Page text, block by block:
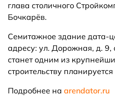
глава столичного
Бочкарёв.
Семитажное здание дата-
адресу: ул. Дорожная, д.
станет одним из
строительству
Подробнее на arendator.ru